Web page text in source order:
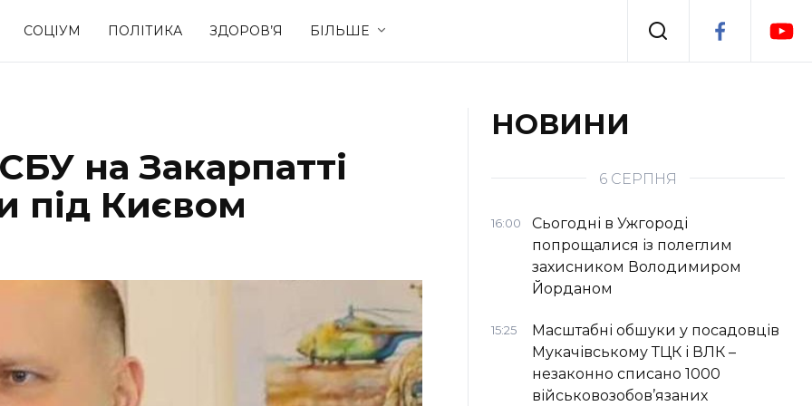
СОЦІУМ ПОЛІТИКА ЗДОРОВ’Я БІЛЬШЕ
Події
Спорт Стиль життя
на Закарпатті
під Києвом
НОВИНИ
6 СЕРПНЯ
16:00
Сьогодні в Ужгороді
попрощалися із полеглим
захисником Володимиром
Йорданом
15:25
Масштабні обшуки у посадовців
Мукачівському ТЦК і ВЛК –
незаконно списано 1000
військовозобов’язаних